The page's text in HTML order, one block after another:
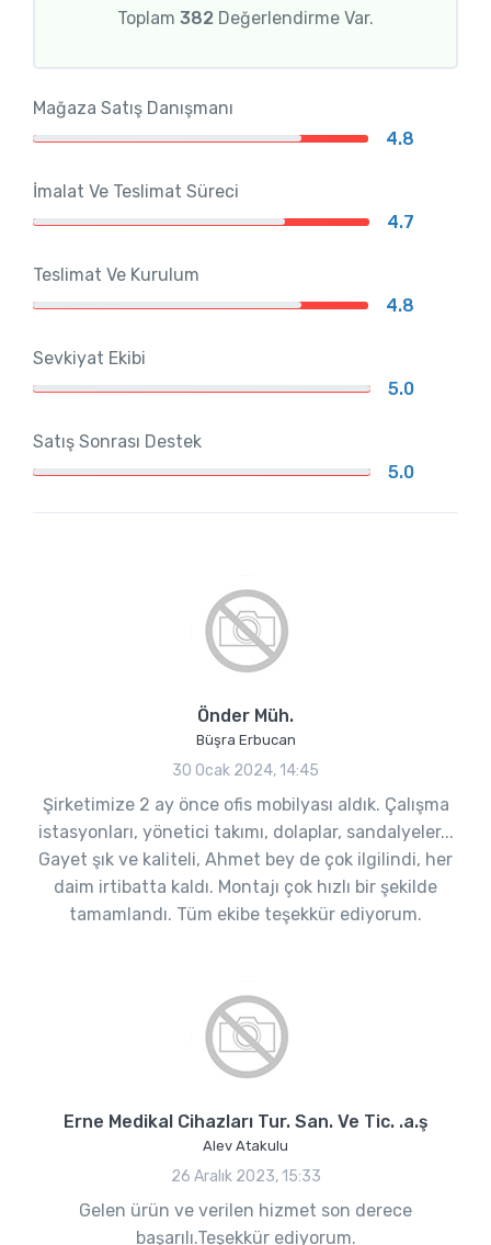
Toplam 382 Değerlendirme Var.
Mağaza Satış Danışmanı
4.8
İmalat Ve Teslimat Süreci
4.7
Teslimat Ve Kurulum
4.8
Sevkiyat Ekibi
5.0
Satış Sonrası Destek
5.0
Önder Müh.
Büşra Erbucan
30 Ocak 2024, 14:45
Şirketimize 2 ay önce ofis mobilyası aldık. Çalışma
istasyonları, yönetici takımı, dolaplar, sandalyeler...
Gayet şık ve kaliteli, Ahmet bey de çok ilgilindi, her
daim irtibatta kaldı. Montajı çok hızlı bir şekilde
tamamlandı. Tüm ekibe teşekkür ediyorum.
Erne Medikal Cihazları Tur. San. Ve Tic. .a.ş
Alev Atakulu
26 Aralık 2023, 15:33
Gelen ürün ve verilen hizmet son derece
başarılı.Teşekkür ediyorum.